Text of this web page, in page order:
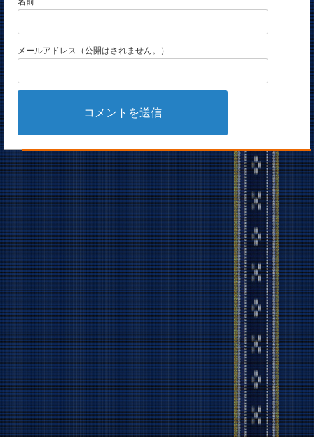
メールアドレス（公開はされません。）